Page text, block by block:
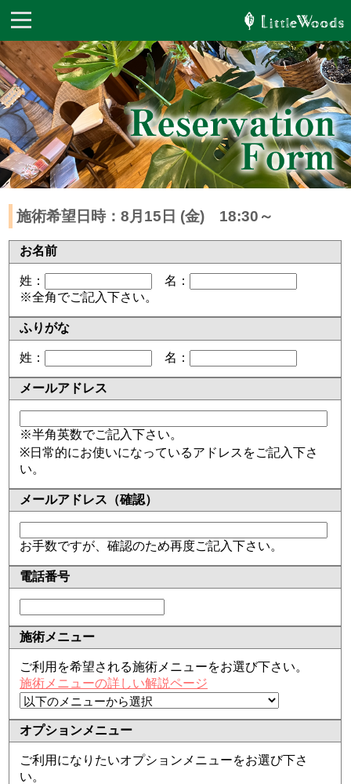
施術希望日時：8月15日 (金) 18:30～
お名前
姓：
名：
※全角でご記入下さい。
ふりがな
姓： 名：
メールアドレス
※半角英数でご記入下さい。
※日常的にお使いになっているアドレスをご記入下さ
い。
メールアドレス（確認）
お手数ですが、確認のため再度ご記入下さい。
電話番号
施術メニュー
ご利用を希望される施術メニューをお選び下さい。
施術メニューの詳しい解説ページ
オプションメニュー
ご利用になりたいオプションメニューをお選び下さ
い。